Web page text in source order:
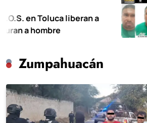
Toluca liberan a
hombre
Zumpahuacán